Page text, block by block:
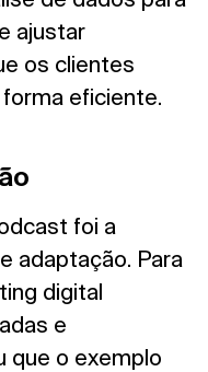
ajustar
os clientes
eficiente.
foi a
adaptação. Para
digital
e
que o exemplo